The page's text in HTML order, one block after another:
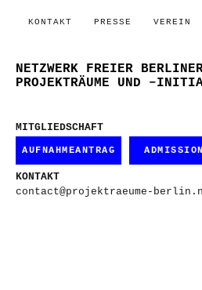
KONTAKT PRESSE VEREIN
NETZWERK FREIER
PROJEKTRÄUME UND
MITGLIEDSCHAFT
AUFNAHMEANTRAG ADMISSION
KONTAKT
contact@projektraeume-